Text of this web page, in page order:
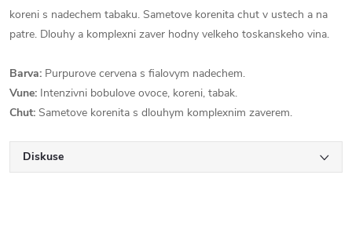
koreni s nadechem tabaku. Sametove korenita chut v ustech a na
patre. Dlouhy a komplexni zaver hodny velkeho toskanskeho vina.
Barva: Purpurove cervena s fialovym nadechem.
Vune: Intenzivni bobulove ovoce, koreni, tabak.
Chut: Sametove korenita s dlouhym komplexnim zaverem.
Diskuse